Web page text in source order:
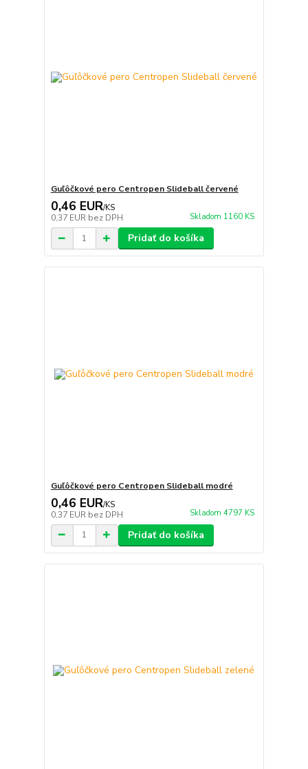
Guľôčkové pero Centropen Slideball červené
0,46 EUR/KS
0,37 EUR bez DPH Skladom 1160 KS
Pridať do košíka
Guľôčkové pero Centropen Slideball modré
0,46 EUR/KS
0,37 EUR bez DPH Skladom 4797 KS
Pridať do košíka